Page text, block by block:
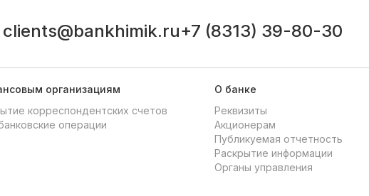
clients@bankhimik.ru+7 (8313) 39-80-30
организациям
корреспондентских счетов
операции
О банке
Реквизиты
Акционерам
Публикуемая отчетность
Раскрытие информации
Органы управления